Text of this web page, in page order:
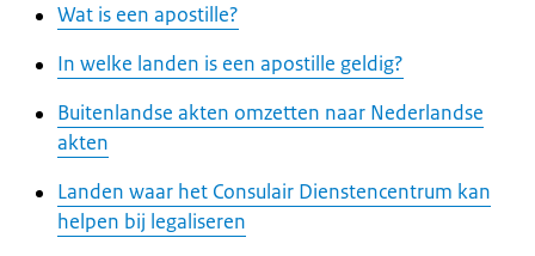
Wat is een apostille?
In welke landen is een apostille geldig?
Buitenlandse akten omzetten naar Nederlandse
akten
Landen waar het Consulair Dienstencentrum kan
helpen bij legaliseren